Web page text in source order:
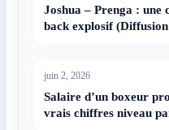
Joshua – Prenga :
back explosif
juin 2, 2026
Salaire d’un boxeur
vrais chiffres niveau